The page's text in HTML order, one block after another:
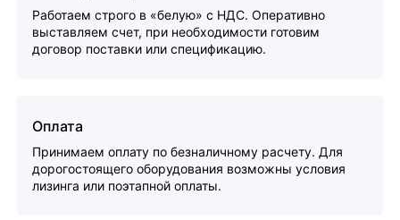
Работаем строго в «белую» с НДС. Оперативно
выставляем счет, при необходимости готовим
договор поставки или спецификацию.
Оплата
Принимаем оплату по безналичному расчету. Для
дорогостоящего оборудования возможны условия
лизинга или поэтапной оплаты.